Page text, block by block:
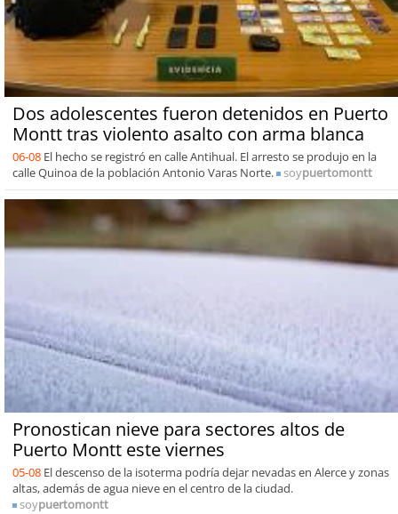
Dos adolescentes fueron detenidos en Puerto
Montt tras violento asalto con arma blanca
06-08 El hecho se registró en calle Antihual. El arresto se produjo en la
calle Quinoa de la población Antonio Varas Norte.
soypuertomontt
Pronostican nieve para sectores altos de
Puerto Montt este viernes
05-08 El descenso de la isoterma podría dejar nevadas en Alerce y zonas
altas, además de agua nieve en el centro de la ciudad.
soypuertomontt